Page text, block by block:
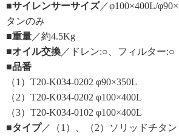
■サイレンサーサイズ／φ100×400L/
タンのみ
■重量 ／約4.5Kg
■オイル交換 ／ドレン:○、フィルター:○
■品番
（1）T20-K034-0202 φ90×350L
（2）T20-K034-0202 φ100×400L
（3）T20-K034-0102 φ100×400L
■タイプ／（1）、（2）ソリッドチタ